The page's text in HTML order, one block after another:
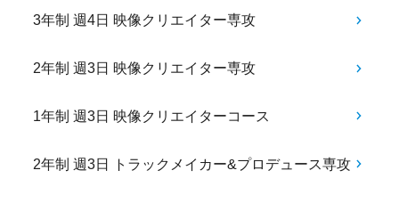
3年制 週4日 映像クリエイター専攻
2年制 週3日 映像クリエイター専攻
1年制 週3日 映像クリエイターコース
2年制 週3日 トラックメイカー&プロデュース専攻